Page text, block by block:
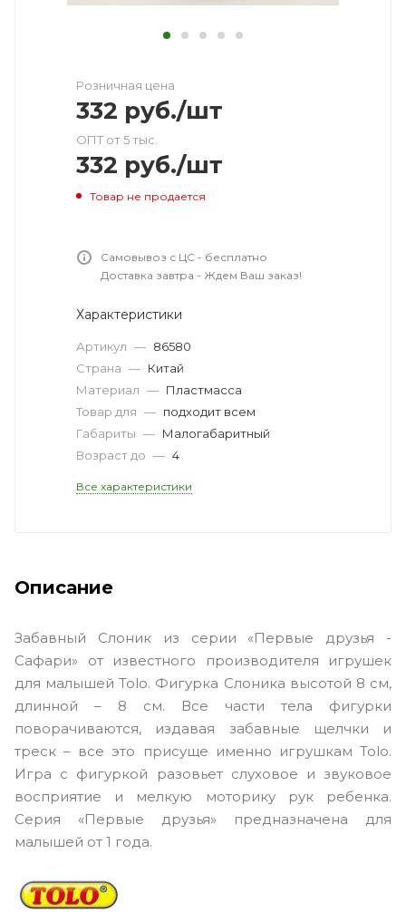
Розничная цена
332 руб./шт
ОПТ от 5 тыс.
332 руб./шт
Товар не продается
Самовывоз с ЦС - бесплатно
Доставка завтра - Ждем Ваш заказ!
Характеристики
Артикул — 86580
Страна — Китай
Материал — Пластмасса
Товар для — подходит всем
Габариты — Малогабаритный
Возраст до — 4
Все характеристики
Описание
Забавный Слоник из серии «Первые друзья -
Сафари» от известного производителя игрушек
для малышей Tolo. Фигурка Слоника высотой 8 см,
длинной – 8 см. Все части тела фигурки
поворачиваются, издавая забавные щелчки и
треск – все это присуще именно игрушкам Tolo.
Игра с фигуркой разовьет слуховое и звуковое
восприятие и мелкую моторику рук ребенка.
Серия «Первые друзья» предназначена для
малышей от 1 года.